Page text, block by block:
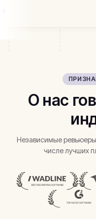
О нас
Независимые ревьюеры
числе лучших